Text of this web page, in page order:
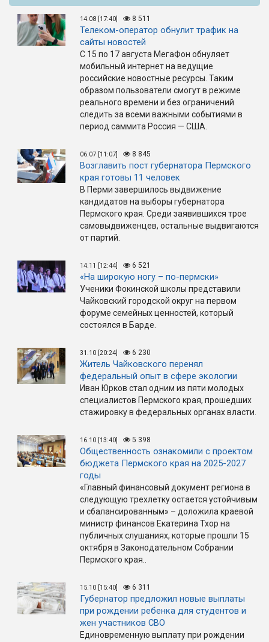
14.08 [17:40] 8 511
Телеком-оператор обнулит трафик на
сайты новостей
С 15 по 17 августа МегаФон обнуляет
мобильный интернет на ведущие
российские новостные ресурсы. Таким
образом пользователи смогут в режиме
реального времени и без ограничений
следить за всеми важными событиями в
период саммита Россия — США.
06.07 [11:07] 8 845
Возглавить пост губернатора Пермского
края готовы 11 человек
В Перми завершилось выдвижение
кандидатов на выборы губернатора
Пермского края. Среди заявившихся трое
самовыдвиженцев, остальные выдвигаются
от партий.
14.11 [12:44] 6 521
«На широкую ногу – по-пермски»
Ученики Фокинской школы представили
Чайковский городской округ на первом
форуме семейных ценностей, который
состоялся в Барде.
31.10 [20:24] 6 230
Житель Чайковского перенял
федеральный опыт в сфере экологии
Иван Юрков стал одним из пяти молодых
специалистов Пермского края, прошедших
стажировку в федеральных органах власти.
16.10 [13:40] 5 398
Общественность ознакомили с проектом
бюджета Пермского края на 2025-2027
годы
«Главный финансовый документ региона в
следующую трехлетку остается устойчивым
и сбалансированным» – доложила краевой
министр финансов Екатерина Тхор на
публичных слушаниях, которые прошли 15
октября в Законодательном Собрании
Пермского края..
15.10 [15:40] 6 311
Губернатор предложил новые выплаты
при рождении ребенка для студентов и
жен участников СВО
Единовременную выплату при рождении